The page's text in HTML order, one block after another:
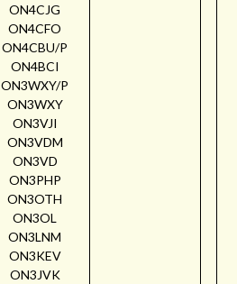
ON4CJG
ON4CFO
ON4CBU/P
ON4BCI
ON3WXY/P
ON3WXY
ON3VJI
ON3VDM
ON3VD
ON3PHP
ON3OTH
ON3OL
ON3LNM
ON3KEV
ON3JVK